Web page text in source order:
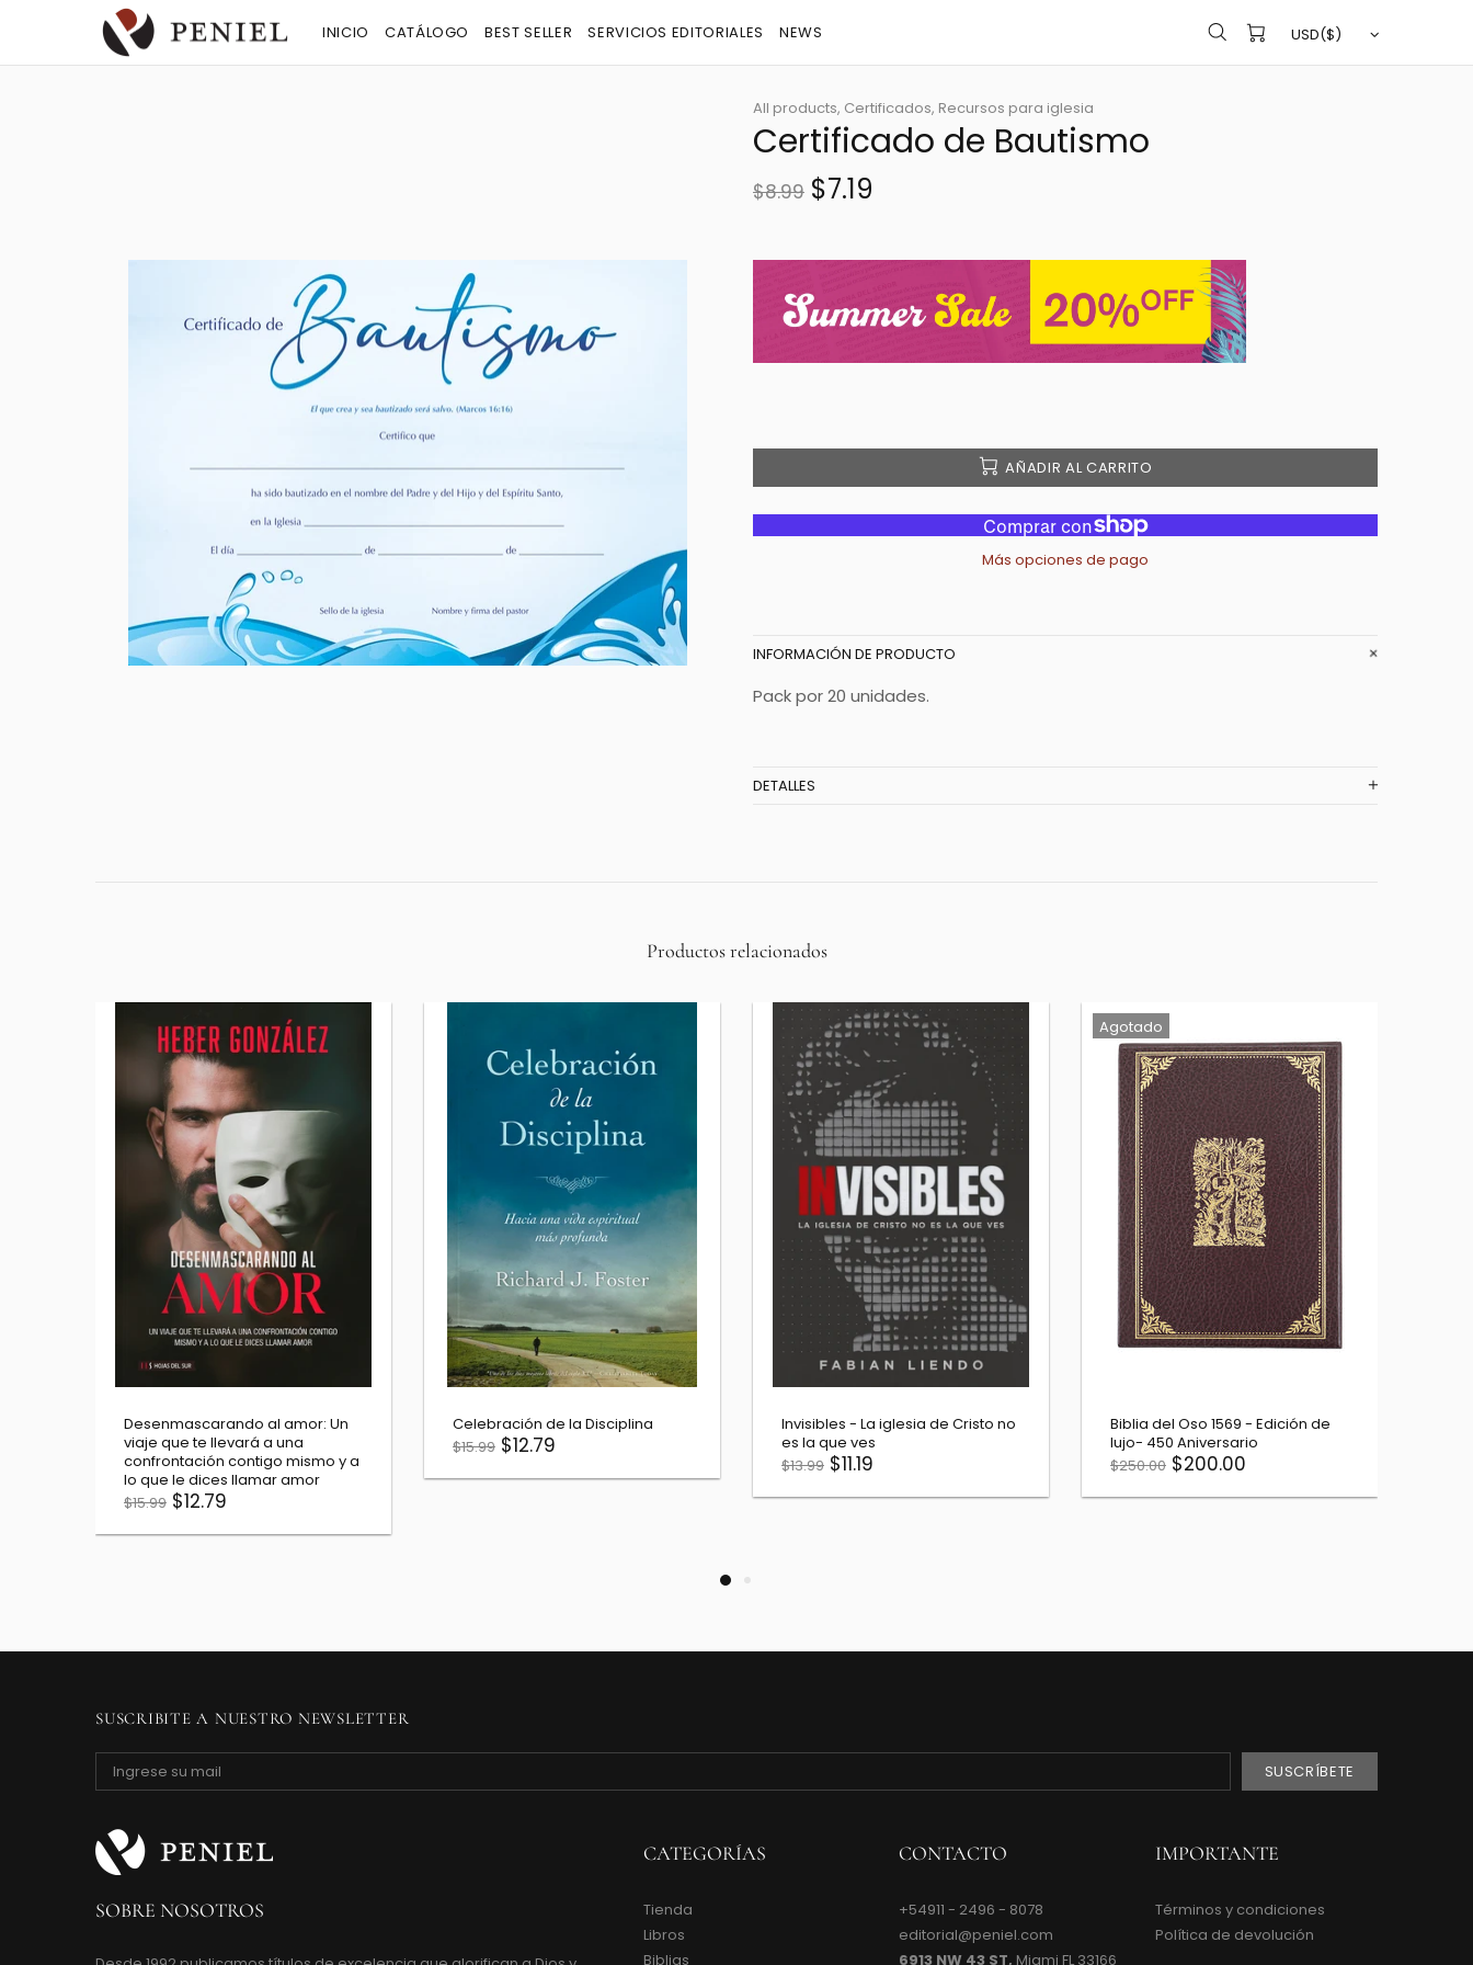
INICIO CATÁLOGO BEST SELLER SERVICIOS EDITORIALES NEWS
All products, Certificados, Recursos para iglesia
Certificado de Bautismo
$8.99 $7.19
AÑADIR AL CARRITO
Más opciones de pago
INFORMACIÓN DE PRODUCTO
Pack por 20 unidades.
DETALLES
Productos relacionados
Desenmascarando al amor: Un
viaje que te llevará a una
confrontación contigo mismo y a
lo que le dices llamar amor
$15.99 $12.79
Celebración de la Disciplina
$15.99 $12.79
Invisibles - La iglesia de Cristo no
es la que ves
$13.99 $11.19
Agotado
Biblia del Oso 1569 - Edición de
lujo- 450 Aniversario
$250.00 $200.00
SUSCRIBITE A NUESTRO NEWSLETTER
SOBRE NOSOTROS
CATEGORÍAS
Tienda
Libros
Biblias
CONTACTO
+54911 - 2496 - 8078
editorial@peniel.com
6913 NW 43 ST, Miami FL 33166
IMPORTANTE
Términos y condiciones
Política de devolución